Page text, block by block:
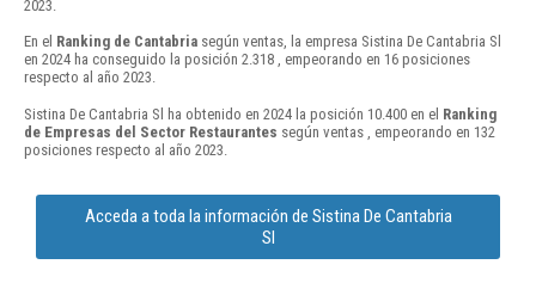
2023.
En el Ranking de Cantabria según ventas, la empresa Sistina De Cantabria Sl
en 2024 ha conseguido la posición 2.318 , empeorando en 16 posiciones
respecto al año 2023.
Sistina De Cantabria Sl ha obtenido en 2024 la posición 10.400 en el Ranking
de Empresas del Sector Restaurantes según ventas , empeorando en 132
posiciones respecto al año 2023.
Acceda a toda la información de Sistina De Cantabria
Sl